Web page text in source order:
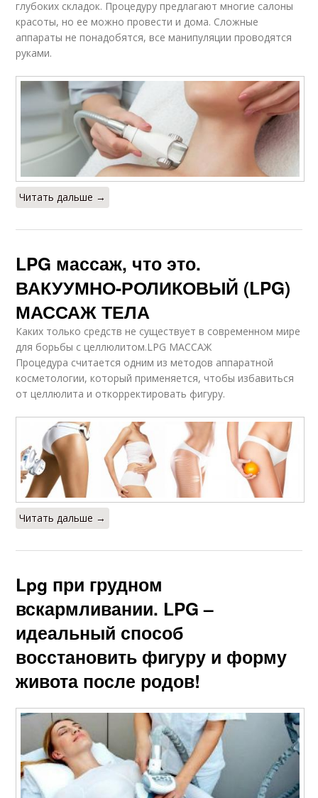
глубоких складок. Процедуру предлагают многие салоны
красоты, но ее можно провести и дома. Сложные
аппараты не понадобятся, все манипуляции проводятся
руками.
Читать дальше →
LPG массаж, что это.
ВАКУУМНО-РОЛИКОВЫЙ (LPG)
МАССАЖ ТЕЛА
Каких только средств не существует в современном мире
для борьбы с целлюлитом.LPG МАССАЖ
Процедура считается одним из методов аппаратной
косметологии, который применяется, чтобы избавиться
от целлюлита и откорректировать фигуру.
Читать дальше →
Lpg при грудном
вскармливании. LPG –
идеальный способ
восстановить фигуру и форму
живота после родов!